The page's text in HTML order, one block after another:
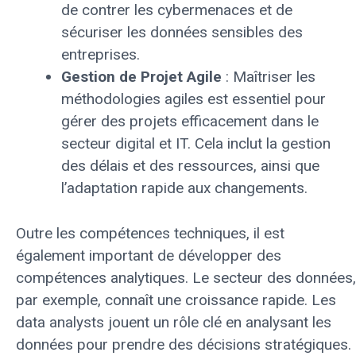
de contrer les cybermenaces et de
sécuriser les données sensibles des
entreprises.
Gestion de Projet Agile : Maîtriser les
méthodologies agiles est essentiel pour
gérer des projets efficacement dans le
secteur digital et IT. Cela inclut la gestion
des délais et des ressources, ainsi que
l’adaptation rapide aux changements.
Outre les compétences techniques, il est
également important de développer des
compétences analytiques. Le secteur des données,
par exemple, connaît une croissance rapide. Les
data analysts jouent un rôle clé en analysant les
données pour prendre des décisions stratégiques.